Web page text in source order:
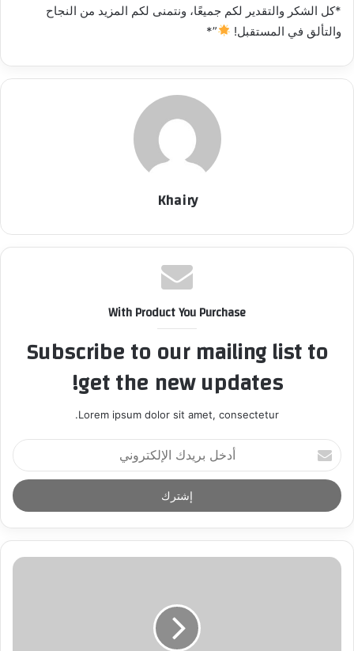
*كل الشكر والتقدير لكم جميعًا، ونتمنى لكم المزيد من النجاح
والتألق في المستقبل!
”*
Khairy
With Product You Purchase
Subscribe to our mailing list to
get the new updates!
Lorem ipsum dolor sit amet, consectetur.
أ
د
خ
ل
ر
د